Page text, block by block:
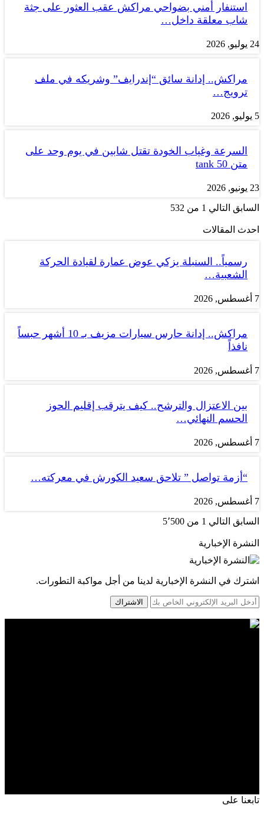
استنفار أمني بضواحي مراكش عقب العثور على جثة
شاب معلقة داخل…
24 يوليو, 2026
مراكش.. إدانة سائق “إندرايف” وشريكه في ملف
ترويج…
5 يوليو, 2026
السرعة وغياب الخودة تقتل شابين في يوم وحد على
متن tank 50
23 يونيو, 2026
السابق التالي 1 من 532
احدث المقالات
رسمياً.. السنبلة يزكي عوض عمارة لقيادة الحركة
الشعبية…
7 أغسطس, 2026
مراكش.. إدانة حارس سيارات مزيف بـ 10 أشهر حبساً
نافذاً
7 أغسطس, 2026
بين الاعتزال والترشح.. كيف يترقب إقليم الحوز
الحسم النهائي…
7 أغسطس, 2026
“أزمة تواصل ” تلاحق سعيد الكورش في معركته…
7 أغسطس, 2026
السابق التالي 1 من 5٬500
النشرة الإخبارية
اشترك في النشرة الإخبارية لدينا من أجل مواكبة التطورات.
الاشتراك
تابعنا على